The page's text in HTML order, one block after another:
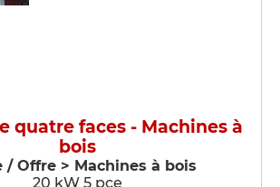
quatre faces - Machines à
bois
/ Offre > Machines à bois
20 kW 5 pce